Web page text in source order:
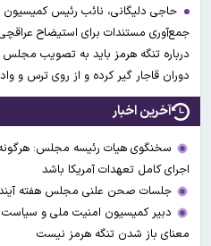
حاجی دلیگانی، نائب رئیس
جمع‌آوری مستندات برای استیضاح
درباره تنگه هرمز باید به تصویب مجلس
دوران قاجار گیر کرده و از روی ترس و
آخرین اخبار
سخنگوی هیات رئیسه مجلس: هرگونه
اجرای کامل تعهدات آمریکا باشد
جلسات صحن علنی مجلس هفته
دبیر کمیسیون امنیت ملی و
معنای باز شدن تنگه هرمز نیست